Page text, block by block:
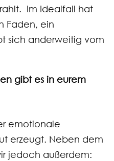
Im Idealfall hat
Faden, ein
sich anderweitig vom
gibt es in eurem
emotionale
erzeugt. Neben dem
jedoch außerdem: